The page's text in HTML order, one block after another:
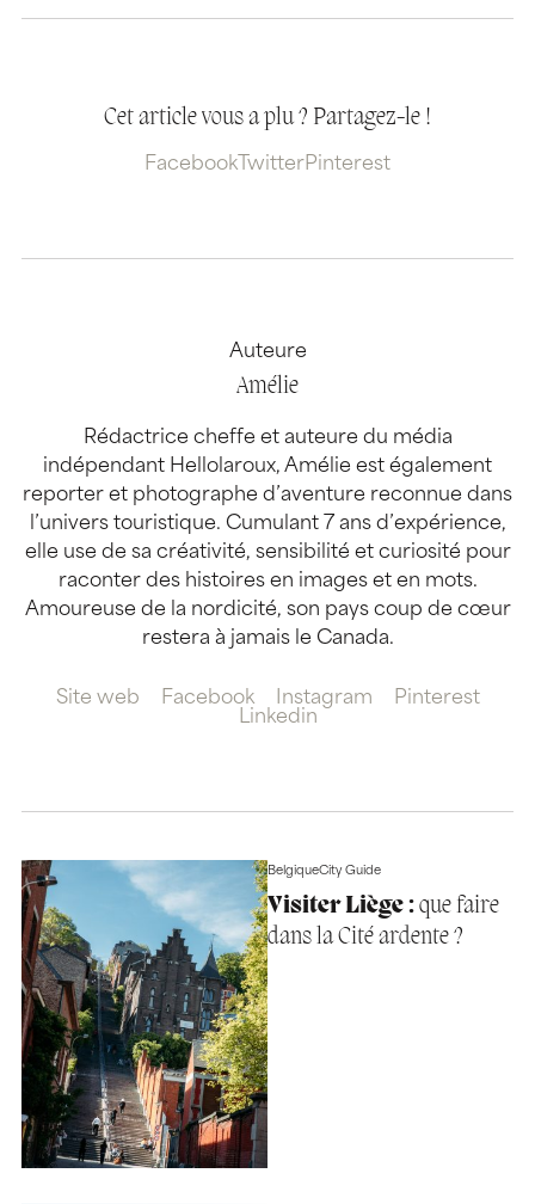
Cet article vous a plu ? Partagez-le !
Facebook TwitterPinterest
Auteure
Amélie
Rédactrice cheffe et auteure du média
indépendant Hellolaroux, Amélie est également
reporter et photographe d’aventure reconnue dans
l’univers touristique. Cumulant 7 ans d’expérience,
elle use de sa créativité, sensibilité et curiosité pour
raconter des histoires en images et en mots.
Amoureuse de la nordicité, son pays coup de cœur
restera à jamais le Canada.
Site web Facebook Instagram
Pinterest
Linkedin
BelgiqueCity Guide
Visiter Liège :que faire
dans la Cité ardente ?